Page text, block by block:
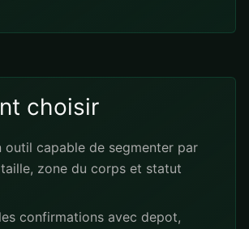
choisir
outil capable de segmenter par
zone du corps et statut
confirmations avec depot,